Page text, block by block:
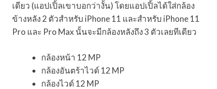
เดียว (แอปเปิ้ลเขาบอกว่างั้น) โดยแอปเปิ้ลได้ใส่กล้อง
ข้างหลัง 2 ตัวสำหรับ iPhone 11 และสำหรับ iPhone 11
Pro และ Pro Max นั้นจะมีกล้องหลังถึง 3 ตัวเลยทีเดียว
กล้องหน้า 12 MP
กล้องอันตร้าไวด์ 12 MP
กล้องไวด์ 12 MP